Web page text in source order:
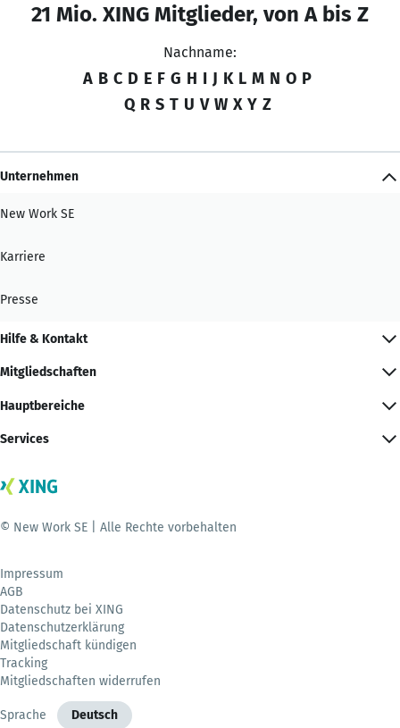
21 Mio. XING Mitglieder, von A bis Z
Nachname:
A B C D E F G H I J K L M N O P
Q R S T U V W X Y Z
Unternehmen
New Work SE
Karriere
Presse
Hilfe & Kontakt
Mitgliedschaften
Hauptbereiche
Services
© New Work SE | Alle Rechte vorbehalten
Impressum
AGB
Datenschutz bei XING
Datenschutzerklärung
Mitgliedschaft kündigen
Tracking
Mitgliedschaften widerrufen
Sprache Deutsch